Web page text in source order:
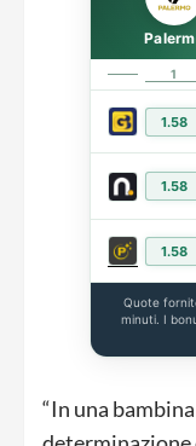
1
1.58
1.58
1.58
Quote
minuti. I
“In una